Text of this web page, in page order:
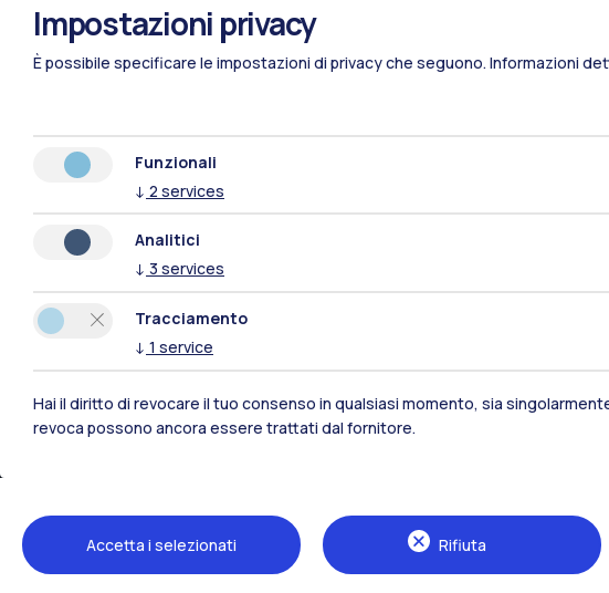
Le sedi della scuola
Milano Leonardo
Lecco
Mantova
Piacenza
Impostazioni privacy
È possibile specificare le impostazioni di privacy che seguono. Informazioni
Funzionali
↓ 2 services
Analitici
↓ 3 services
Tracciamento
↓ 1 service
Hai il diritto di revocare il tuo consenso in qualsiasi momento, sia
revoca possono ancora essere trattati dal fornitore.
Rifiuta
Accetta i selezionati